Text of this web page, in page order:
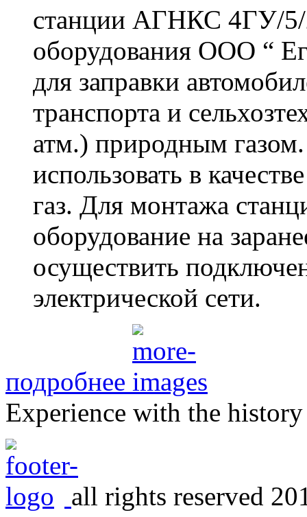
станции АГНКС 4ГУ/5/
оборудования OOO “
для заправки
транспорта и
атм.) природным
использовать в
газ. Для монтажа
оборудование на
осуществить
электрической сети.
подробнее
Еxperience with the history
all rights reserved